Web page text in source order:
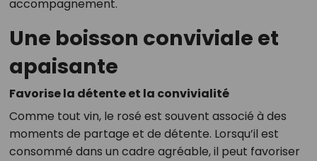
accompagnement.
Une boisson conviviale et
apaisante
Favorise la détente et la convivialité
Comme tout vin, le rosé est souvent associé à des
moments de partage et de détente. Lorsqu’il est
consommé dans un cadre agréable, il peut favoriser